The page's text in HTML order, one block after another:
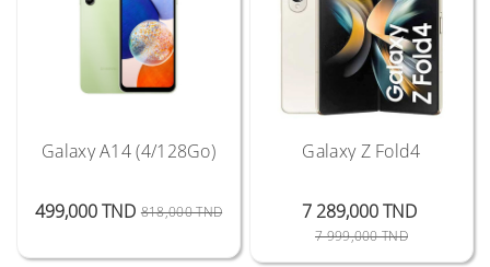
Galaxy A14 (4/128Go)
499,000 TND 818,000 TNDPrix Public
Prix
Galaxy Z Fold4
7 289,000 TND
7 999,000 TNDPrix Public
Prix